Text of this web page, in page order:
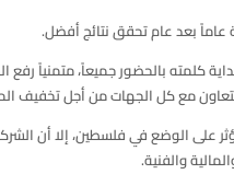
عاماً بعد عام تحقق نتائج أفضل.
بالحضور جميعاً، متمنياً رفع
التعاون مع كل الجهات من أجل تخفيف
التي أثرت وتؤثر على الوضع في فلسطين،
والفنية.